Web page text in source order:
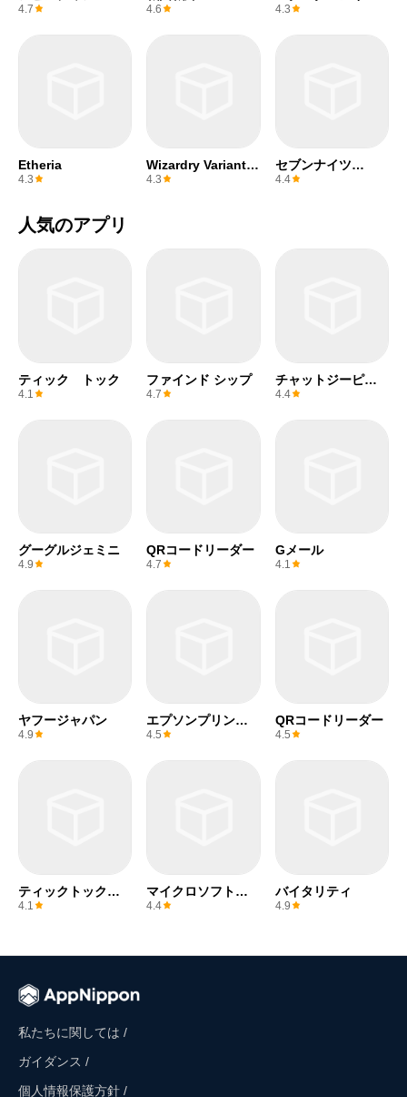
4.7 4.6
団
4.3
Etheria
4.3
Wizardry Variants
Daphne
4.3
セブンナイツ
Re:BIRTH
4.4
人気のアプリ
ティック トック
4.1
ファインド シップ
4.7
チャットジーピー
ティー
4.4
グーグルジェミニ
4.9
QRコードリーダー
4.7
Gメール
4.1
ヤフージャパン
4.9
エプソンプリンタ
ー
4.5
QRコードリーダー
4.5
ティックトックラ
イト
4.1
マイクロソフトエ
クセル
4.4
バイタリティ
4.9
私たちに関しては /
ガイダンス /
個人情報保護方針 /